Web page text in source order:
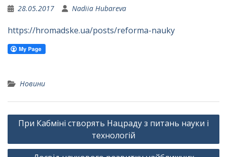
28.05.2017 Nadiia Hubareva
https://hromadske.ua/posts/reforma-nauky
Новини
Навігація
записів
При Кабміні створять Нацраду з питань науки і
технологій